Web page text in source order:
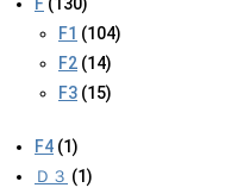
F1 (104)
F2 (14)
F3 (15)
F4 (1)
Ｄ３ (1)